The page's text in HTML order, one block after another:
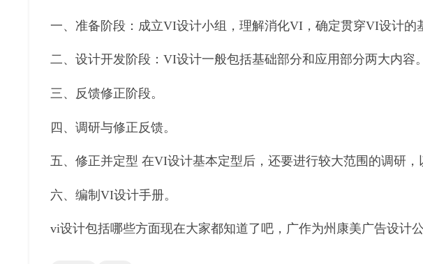
一、准备阶段：成立VI设计小组，理解消化VI，确定贯穿VI设计
二、设计开发阶段：VI设计一般包括基础部分和应用部分两大内容
三、反馈修正阶段。
四、调研与修正反馈。
五、修正并定型 在VI设计基本定型后，还要进行较大范围的调研
六、编制VI设计手册。
vi设计包括哪些方面现在大家都知道了吧，广作为州康美广告设计